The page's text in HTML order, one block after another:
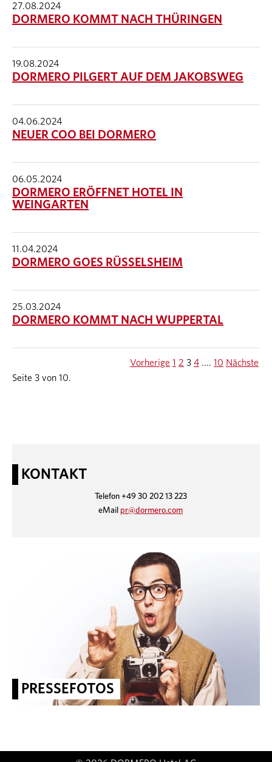
27.08.2024
DORMERO KOMMT NACH THÜRINGEN
19.08.2024
DORMERO PILGERT AUF DEM JAKOBSWEG
04.06.2024
NEUER COO BEI DORMERO
06.05.2024
DORMERO ERÖFFNET HOTEL IN
WEINGARTEN
11.04.2024
DORMERO GOES RÜSSELSHEIM
25.03.2024
DORMERO KOMMT NACH WUPPERTAL
Seite 3 von 10.
Vorherige 1 2 3 4 .... 10 Nächste
KONTAKT
Telefon +49 30 202 13 223
eMail pr@dormero.com
PRESSEFOTOS